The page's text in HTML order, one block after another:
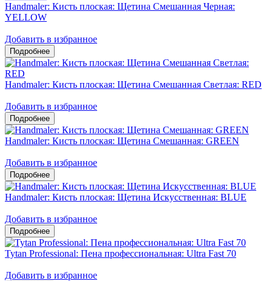
Handmaler: Кисть плоская: Щетина Смешанная Черная:
YELLOW
Добавить в избранное
Handmaler: Кисть плоская: Щетина Смешанная Светлая: RED
Добавить в избранное
Handmaler: Кисть плоская: Щетина Смешанная: GREEN
Добавить в избранное
Handmaler: Кисть плоская: Щетина Искусственная: BLUE
Добавить в избранное
Tytan Professional: Пена профессиональная: Ultra Fast 70
Добавить в избранное